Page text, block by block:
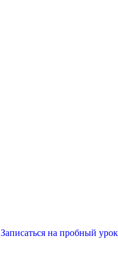
Записаться на пробный урок